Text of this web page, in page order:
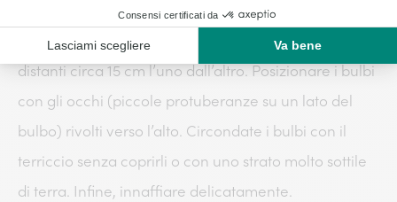
Quindi praticare dei fori profondi da 3 a 5 cm e
distanti circa 15 cm l’uno dall’altro. Posizionare i bulbi
con gli occhi (piccole protuberanze su un lato del
bulbo) rivolti verso l’alto. Circondate i bulbi con il
terriccio senza coprirli o con uno strato molto sottile
di terra. Infine, innaffiare delicatamente.